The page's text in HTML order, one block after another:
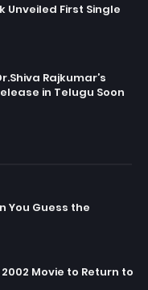
Unveiled First Single
Rajkumar’s
in Telugu Soon
You Guess the
Movie to Return to